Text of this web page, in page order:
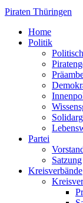
Piraten Thüringen
Home
Politik
Partei
Satzung
Kreisverbände